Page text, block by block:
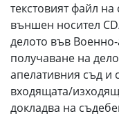
текстовият файл
външен носител
делото във
получаване на
апелативния съд и
входящата/
докладва на